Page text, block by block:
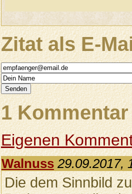
Zitat als E-
1
Eigenen
Walnuss 29.09.2017,
Die dem Sinnbild